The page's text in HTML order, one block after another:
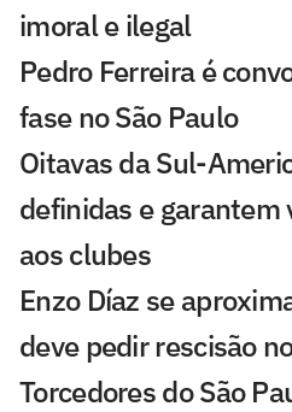
imoral e ilegal
Pedro Ferreira é
fase no São Paulo
Oitavas da Sul-
definidas e garantem
aos clubes
Enzo Díaz se
deve pedir rescisão
Torcedores do São